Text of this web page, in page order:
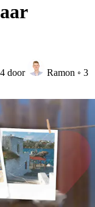
door Ramon ◦ 3